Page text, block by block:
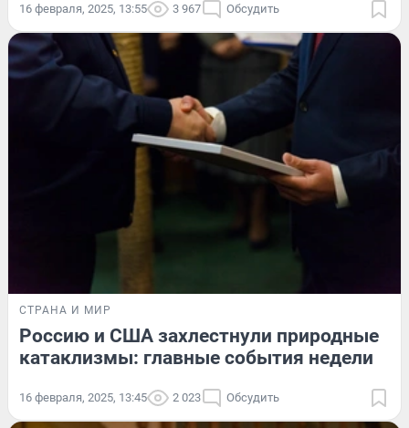
16 февраля, 2025, 13:55 3 967 Обсудить
СТРАНА И МИР
Россию и США захлестнули природные
катаклизмы: главные события недели
16 февраля, 2025, 13:45 2 023 Обсудить